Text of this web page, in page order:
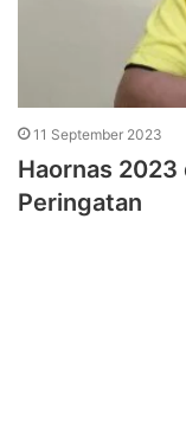
11 September 2023
Haornas 2023
Peringatan